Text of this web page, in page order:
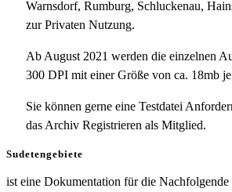
Warnsdorf, Rumburg, Schluckenau,
zur Privaten Nutzung.
Ab August 2021 werden die einzelnen
300 DPI mit einer Größe von ca. 18mb
Sie können gerne eine Testdatei
das Archiv Registrieren als Mitglied.
Sudetengebiete
ist eine Dokumentation für die Nachfolgende